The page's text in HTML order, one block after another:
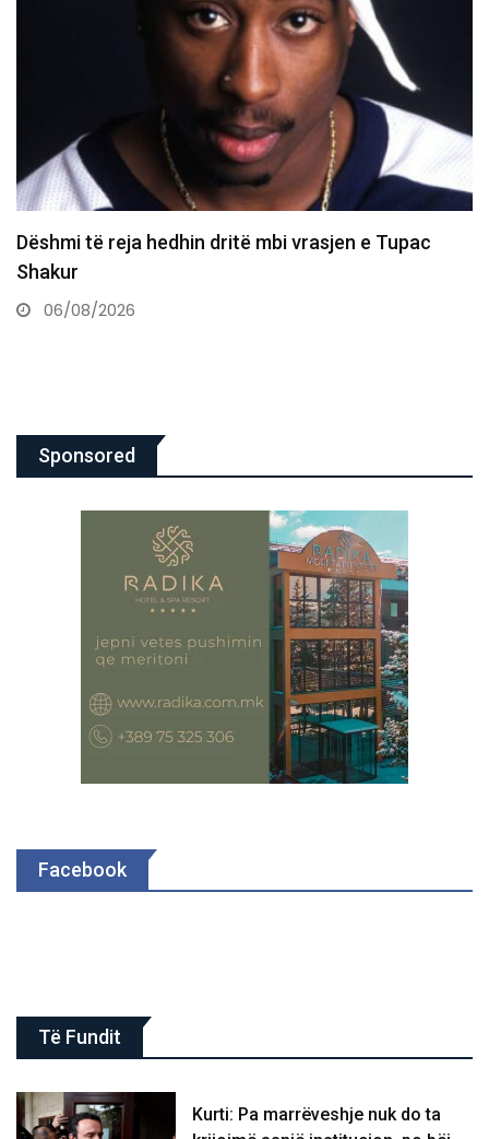
Revista prestigjioze për Dua Lipën në Sunny Hill:
Mbretëresha e…
05/08/2026
Sponsored
Facebook
Të Fundit
Kurti: Pa marrëveshje nuk do ta